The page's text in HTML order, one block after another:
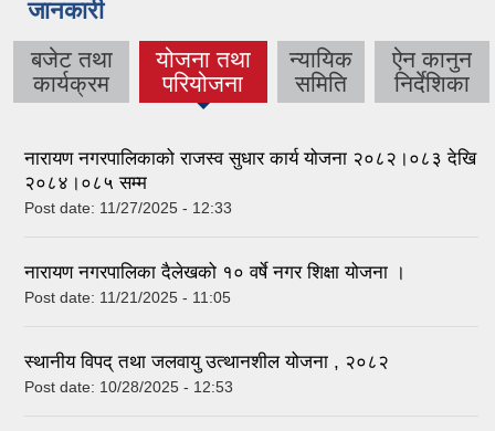
जानकारी
बजेट तथा
कार्यक्रम
योजना तथा
परियोजना
(active tab)
न्यायिक
समिति
ऐन कानुन
निर्देशिका
नारायण नगरपालिकाको राजस्व सुधार कार्य योजना २०८२।०८३ देखि
२०८४।०८५ सम्म
Post date: 11/27/2025 - 12:33
नारायण नगरपालिका दैलेखको १० वर्षे नगर शिक्षा योजना ।
Post date: 11/21/2025 - 11:05
स्थानीय विपद् तथा जलवायु उत्थानशील योजना , २०८२
Post date: 10/28/2025 - 12:53